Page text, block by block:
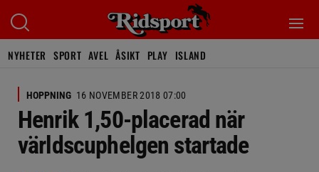
NYHETER SPORT AVEL ÅSIKT PLAY ISLAND
HOPPNING 16 NOVEMBER 2018 07:00
Henrik 1,50-placerad när
världscuphelgen startade